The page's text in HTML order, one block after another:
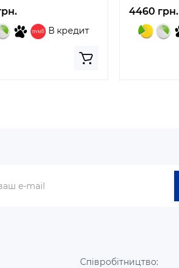
В кредит
4460 грн.
Співробітництво: